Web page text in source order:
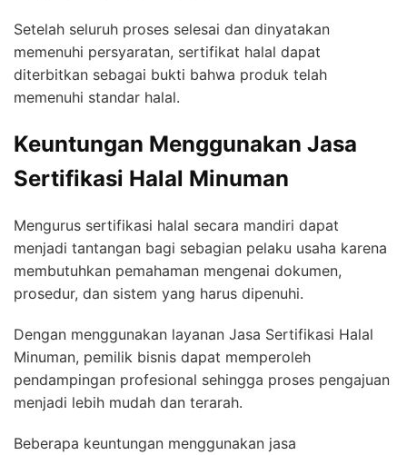
Setelah seluruh proses selesai dan dinyatakan
memenuhi persyaratan, sertifikat halal dapat
diterbitkan sebagai bukti bahwa produk telah
memenuhi standar halal.
Keuntungan Menggunakan Jasa
Sertifikasi Halal Minuman
Mengurus sertifikasi halal secara mandiri dapat
menjadi tantangan bagi sebagian pelaku usaha karena
membutuhkan pemahaman mengenai dokumen,
prosedur, dan sistem yang harus dipenuhi.
Dengan menggunakan layanan Jasa Sertifikasi Halal
Minuman, pemilik bisnis dapat memperoleh
pendampingan profesional sehingga proses pengajuan
menjadi lebih mudah dan terarah.
Beberapa keuntungan menggunakan jasa